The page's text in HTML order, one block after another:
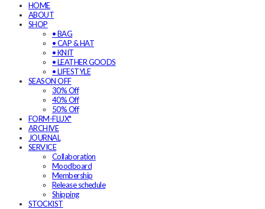
HOME
ABOUT
SHOP
• BAG
• CAP & HAT
• KNIT
• LEATHER GOODS
• LIFESTYLE
SEASON OFF
30% Off
40% Off
50% Off
FORM-FLUX*
ARCHIVE
JOURNAL
SERVICE
Collaboration
Moodboard
Membership
Release schedule
Shipping
STOCKIST